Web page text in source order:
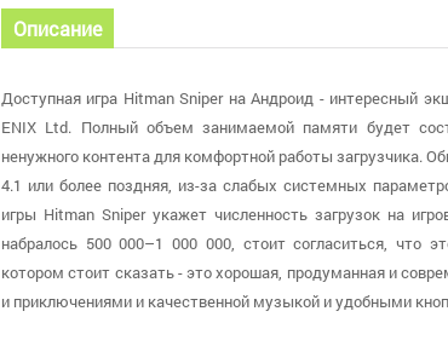
Описание
Доступная игра Hitman Sniper на Андроид - интересный
ENIX Ltd. Полный объем занимаемой памяти будет
ненужного контента для комфортной работы загрузчика.
4.1 или более поздняя, из-за слабых системных
игры Hitman Sniper укажет численность загрузок на
набралось 500 000–1 000 000, стоит согласиться, что
котором стоит сказать - это хорошая, продуманная и
и приключениями и качественной музыкой и удобными